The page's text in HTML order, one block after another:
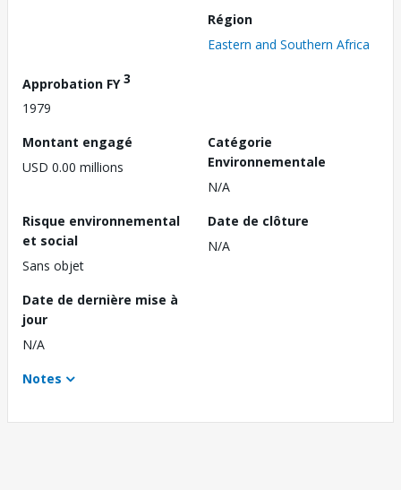
Région
Eastern and Southern Africa
Approbation FY3
1979
Montant engagé
USD 0.00 millions
Catégorie
Environnementale
N/A
Risque environnemental
et social
Sans objet
Date de clôture
N/A
Date de dernière mise à
jour
N/A
Notes